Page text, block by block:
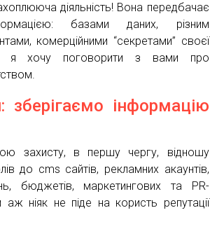
діяльність! Вона передбачає
базами даних, різним
комерційними “секретами” своєї
я хочу поговорити з вами про
інформацію
захисту, в першу чергу, відношу
до cms сайтів, рекламних акаунтів,
бюджетів, маркетингових та PR-
аж ніяк не піде на користь репутації